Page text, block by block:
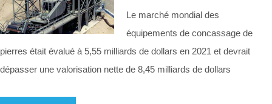
Le marché mondial des
équipements de concassage de
pierres était évalué à 5,55 milliards de dollars en 2021 et devrait
dépasser une valorisation nette de 8,45 milliards de dollars